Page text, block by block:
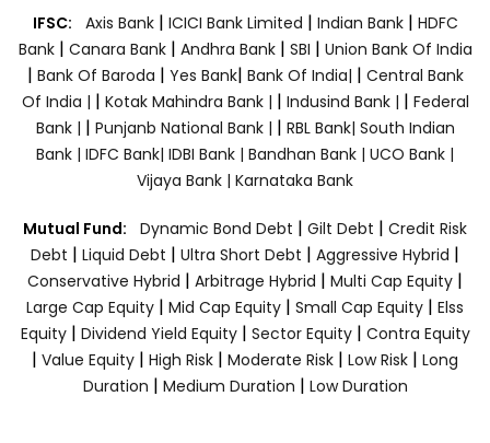
IFSC: Axis Bank | ICICI Bank Limited | Indian Bank | HDFC
Bank| Canara Bank | Andhra Bank| SBI | Union Bank Of India
| Bank Of Baroda | Yes Bank| Bank Of India| | Central Bank
Of India | | Kotak Mahindra Bank | | Indusind Bank | | Federal
Bank | | Punjanb National Bank | | RBL Bank| South Indian
Bank | IDFC Bank| IDBI Bank | Bandhan Bank | UCO Bank |
Vijaya Bank | Karnataka Bank
Mutual Fund: Dynamic Bond Debt | Gilt Debt | Credit Risk
Debt | Liquid Debt | Ultra Short Debt | Aggressive Hybrid |
Conservative Hybrid | Arbitrage Hybrid | Multi Cap Equity |
Large Cap Equity | Mid Cap Equity | Small Cap Equity | Elss
Equity| Dividend Yield Equity| Sector Equity | Contra Equity
| Value Equity | High Risk | Moderate Risk | Low Risk | Long
Duration | Medium Duration | Low Duration